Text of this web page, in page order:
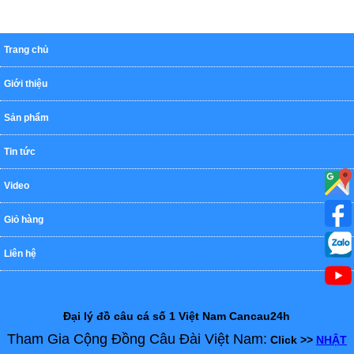
Trang chủ
Giới thiệu
Sản phẩm
Tin tức
Video
Giỏ hàng
Liên hệ
Đại lý đồ câu cá số 1 Việt Nam Cancau24h
Tham Gia Cộng Đồng Câu Đài Việt Nam: Click >> NHẬT